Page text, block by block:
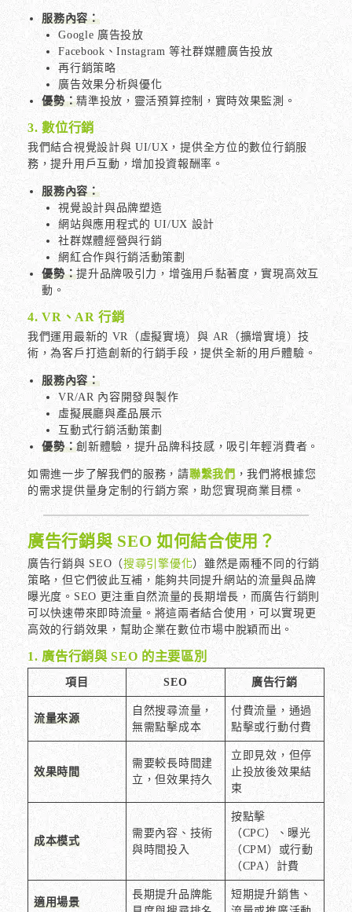
服務內容：
Google 廣告投放
Facebook、Instagram 等社群媒體廣告投放
再行銷策略
廣告效果分析與優化
優勢：精準投放，靈活預算控制，實時效果監測。
3. 數位行銷
我們結合視覺設計與 UI/UX，提供全方位的數位行銷服
務，提升用戶互動，增加投資報酬率。
服務內容：
視覺設計與品牌塑造
網站與應用程式的 UI/UX 設計
社群媒體經營與行銷
網紅合作與行銷活動策劃
優勢：提升品牌吸引力，增強用戶黏著度，實現高效互
動。
4. VR、AR 行銷
我們運用最新的 VR（虛擬實境）與 AR（擴增實境）技
術，為客戶打造創新的行銷手段，提供全新的用戶體驗。
服務內容：
VR/AR 內容開發與製作
虛擬展廳與產品展示
互動式行銷活動策劃
優勢：創新體驗，提升品牌科技感，吸引年輕消費者。
如需進一步了解我們的服務，請聯繫我們，我們將根據您
的需求提供量身定制的行銷方案，助您實現商業目標。
廣告行銷與 SEO 如何結合使用？
廣告行銷與 SEO（搜尋引擎優化）雖然是兩種不同的行銷
策略，但它們彼此互補，能夠共同提升網站的流量與品牌
曝光度。SEO 更注重自然流量的長期增長，而廣告行銷則
可以快速帶來即時流量。將這兩者結合使用，可以實現更
高效的行銷效果，幫助企業在數位市場中脫穎而出。
1. 廣告行銷與 SEO 的主要區別
項目 SEO 廣告行銷
流量來源
自然搜尋流量，
無需點擊成本
付費流量，通過
點擊或行動付費
效果時間
需要較長時間建
立，但效果持久
立即見效，但停
止投放後效果結
束
成本模式
需要內容、技術
與時間投入
按點擊
（CPC）、曝光
（CPM）或行動
（CPA）計費
適用場景
長期提升品牌能
短期提升銷售、